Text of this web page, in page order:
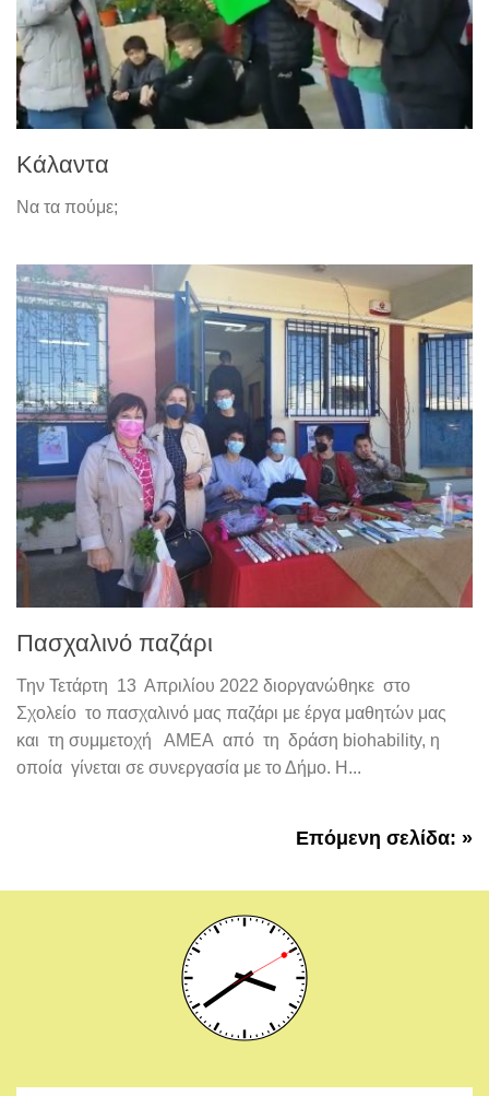
Κάλαντα
Να τα πούμε;
Πασχαλινό παζάρι
Την Τετάρτη 13 Απριλίου 2022 διοργανώθηκε στο
Σχολείο το πασχαλινό μας παζάρι με έργα μαθητών μας
και τη συμμετοχή ΑΜΕΑ από τη δράση biohability, η
οποία γίνεται σε συνεργασία με το Δήμο. Η...
Επόμενη σελίδα: »